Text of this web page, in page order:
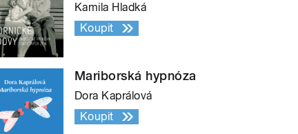
Kamila Hladká
Koupit
Mariborská hypnóza
Dora Kaprálová
Koupit